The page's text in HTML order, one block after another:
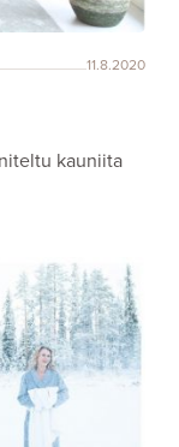
11.8.2020
kauniita